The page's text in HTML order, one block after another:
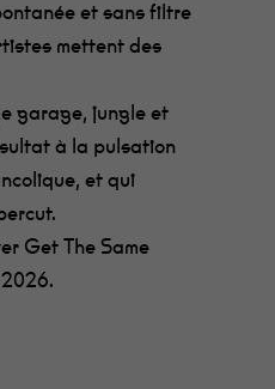
et sans filtre
mettent des
garage, jungle et
à la pulsation
et qui
Get The Same